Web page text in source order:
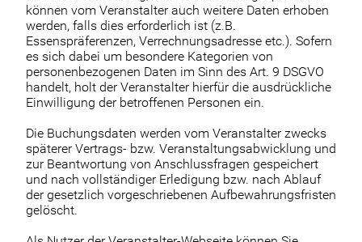
können vom Veranstalter auch weitere Daten erhoben
werden, falls dies erforderlich ist (z.B.
Essenspräferenzen, Verrechnungsadresse etc.). Sofern
es sich dabei um besondere Kategorien von
personenbezogenen Daten im Sinn des Art. 9 DSGVO
handelt, holt der Veranstalter hierfür die ausdrückliche
Einwilligung der betroffenen Personen ein.
Die Buchungsdaten werden vom Veranstalter zwecks
späterer Vertrags- bzw. Veranstaltungsabwicklung und
zur Beantwortung von Anschlussfragen gespeichert
und nach vollständiger Erledigung bzw. nach Ablauf
der gesetzlich vorgeschriebenen Aufbewahrungsfristen
gelöscht.